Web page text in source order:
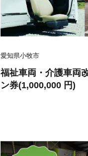
愛知県小牧市
福祉車両・介護車両
ン券(1,000,000 円)